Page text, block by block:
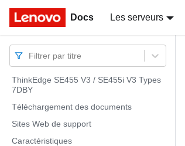
Docs Les serveurs
Docs
Filtrer par titre
ThinkEdge SE455 V3 / SE455i V3 Types
7DBY
Téléchargement des documents
Sites Web de support
Caractéristiques